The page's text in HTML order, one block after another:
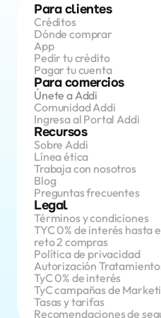
Para clientes
Créditos
Dónde comprar
App
Pedir tu crédito
Pagar tu cuenta
Para comercios
Únete a Addi
Comunidad Addi
Ingresa al Portal Addi
Recursos
Sobre Addi
Línea ética
Trabaja con nosotros
Blog
Preguntas frecuentes
Legal
Términos y condiciones
TYC 0% de interés hasta
reto 2 compras
Política de privacidad
Autorización
TyC 0% de interés
TyC campañas de
Tasas y tarifas
Recomendaciones de